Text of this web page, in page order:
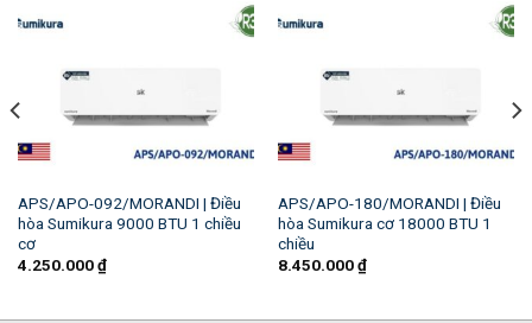
APS/APO-092/MORANDI | Điều
hòa Sumikura 9000 BTU 1 chiều
cơ
4.250.000₫
APS/APO-180/MORANDI | Điều
hòa Sumikura cơ 18000 BTU 1
chiều
8.450.000₫